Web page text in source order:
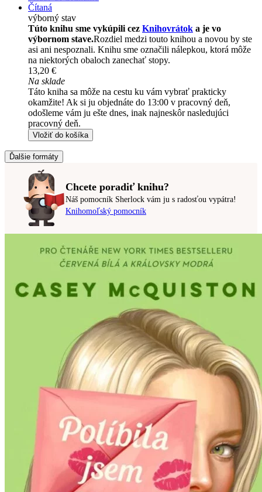
Čítaná
výborný stav
Túto knihu sme vykúpili cez Knihovrátok a je vo
výbornom stave.Rozdiel medzi touto knihou a novou by ste
asi ani nespoznali. Knihu sme označili nálepkou, ktorá môže
na niektorých obaloch zanechať stopy.
13,20 €
Na sklade
Táto kniha sa môže na cestu ku vám vybrať prakticky
okamžite! Ak si ju objednáte do 13:00 v pracovný deň,
odošleme vám ju ešte dnes, inak najneskôr nasledujúci
pracovný deň.
Vložiť do košíka
Ďalšie formáty
Chcete poradiť knihu?
Náš pomocník Sherlock vám ju s radosťou vypátra!
Knihomoľský pomocník